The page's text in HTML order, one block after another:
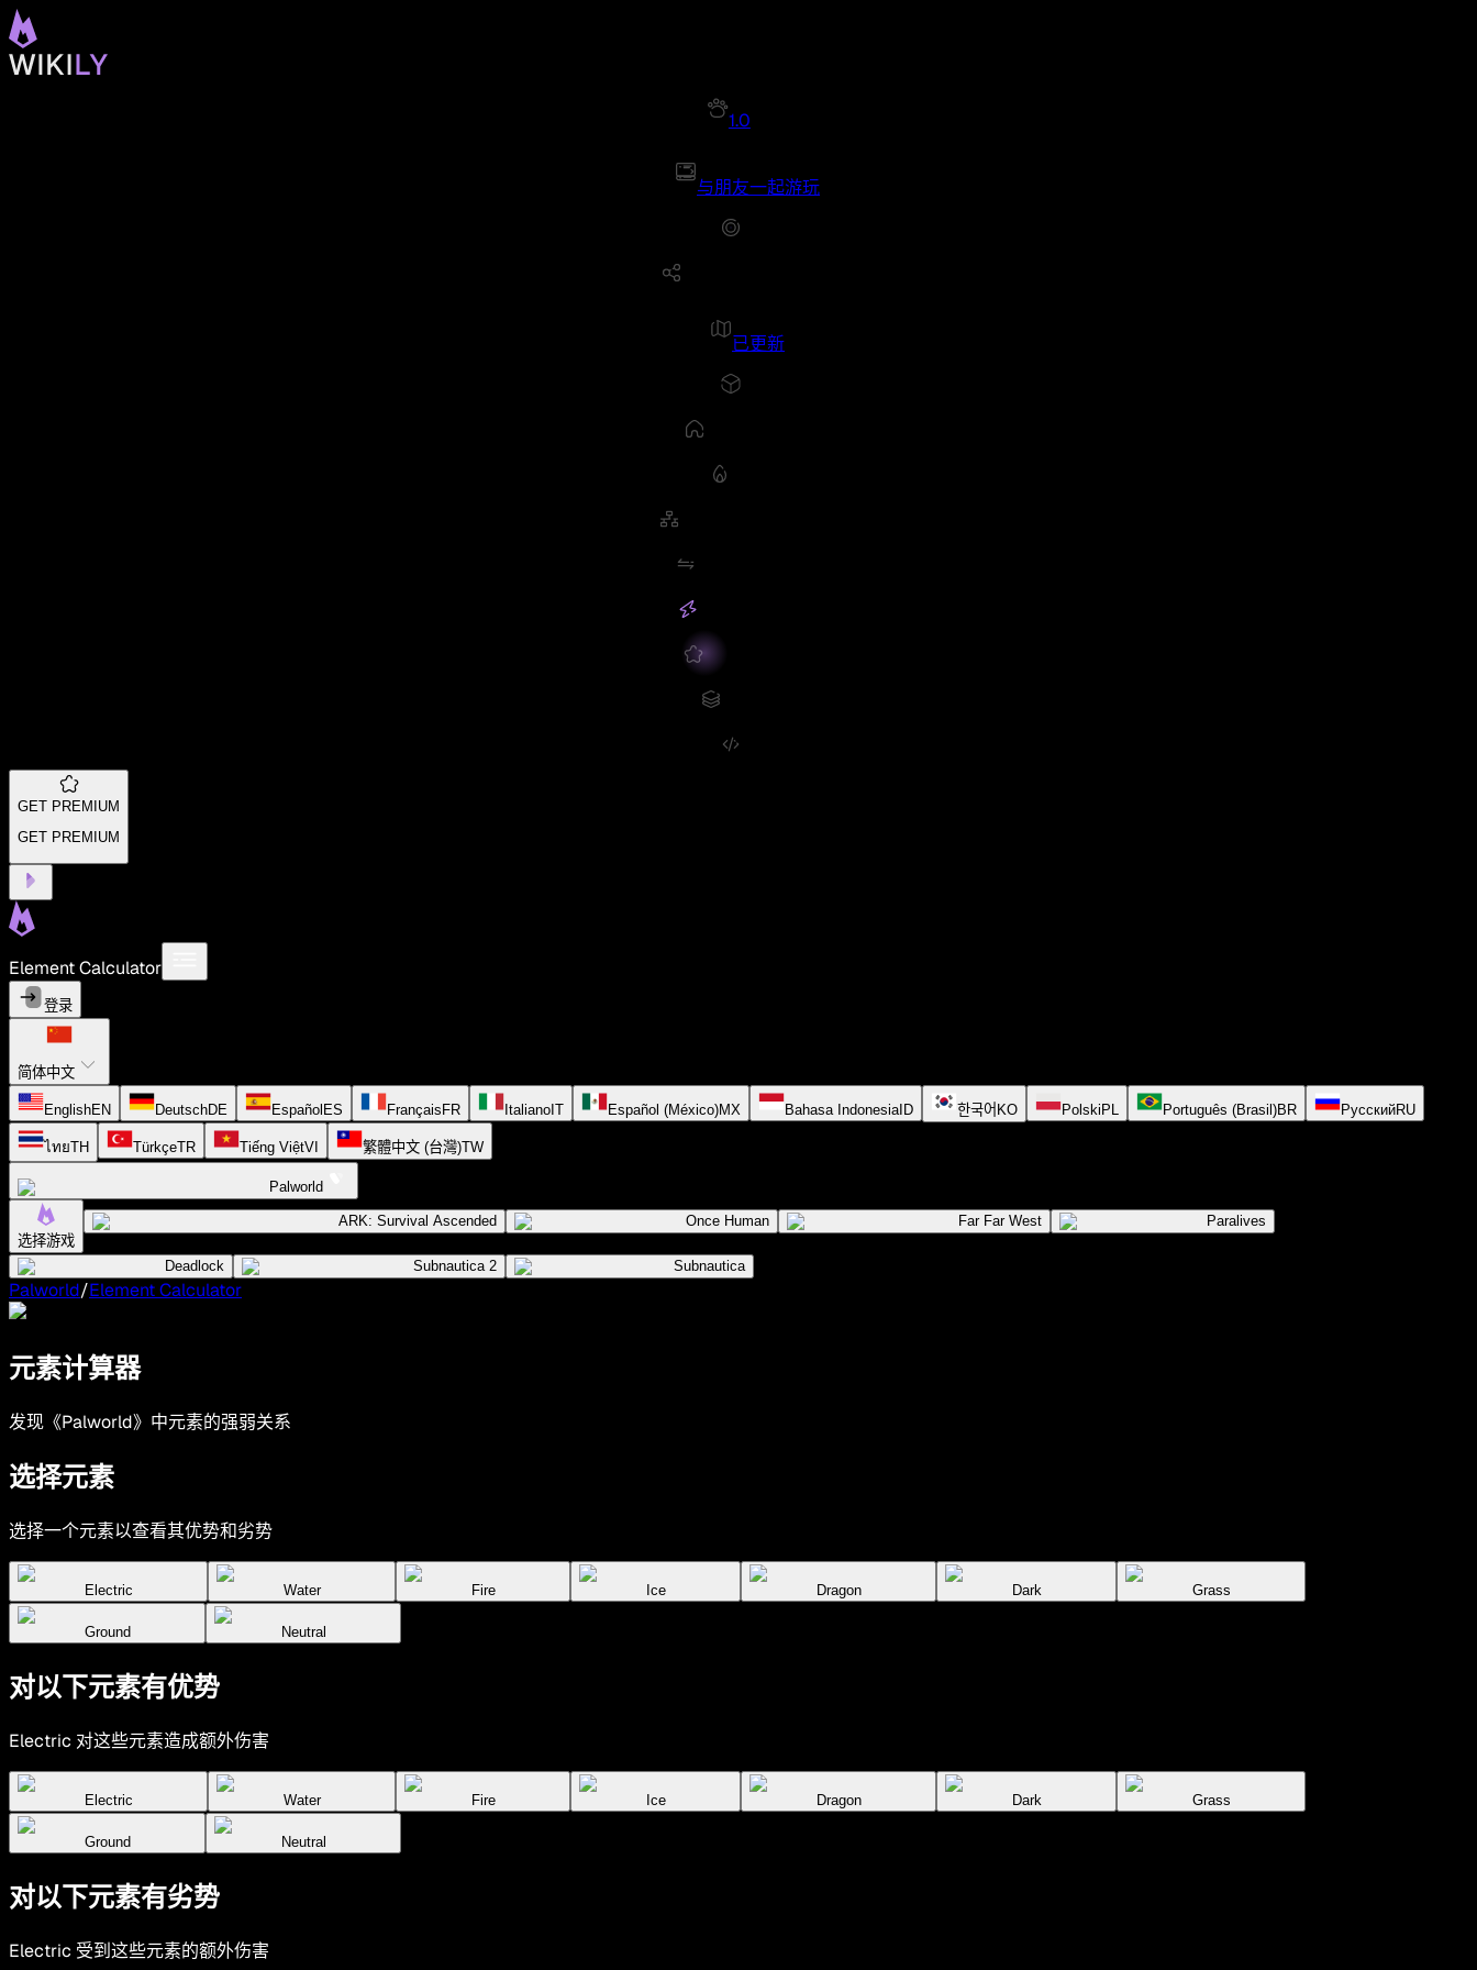
1.0
与朋友一起游玩
已更新
GET PREMIUM
GET PREMIUM
Element Calculator
登录
简体中文
EnglishEN DeutschDE EspañolES FrançaisFR ItalianoIT Español (México)MX Bahasa IndonesiaID 한국어 KO PolskiPL Português (Brasil)BR РусскийRU
ไทยTH TürkçeTR Tiếng ViệtVI 繁體中文 (台灣)TW
Palworld
选择游戏
ARK: Survival Ascended Once Human Far Far West Paralives
Deadlock Subnautica 2 Subnautica
Palworld/Element Calculator
元素计算器
发现《Palworld》中元素的强弱关系
选择元素
选择一个元素以查看其优势和劣势
Electric Water Fire Ice Dragon Dark Grass
Ground Neutral
对以下元素有优势
Electric 对这些元素造成额外伤害
Electric Water Fire Ice Dragon Dark Grass
Ground Neutral
对以下元素有劣势
Electric 受到这些元素的额外伤害